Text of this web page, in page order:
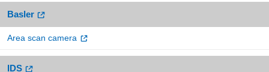
Basler
Area scan camera
IDS